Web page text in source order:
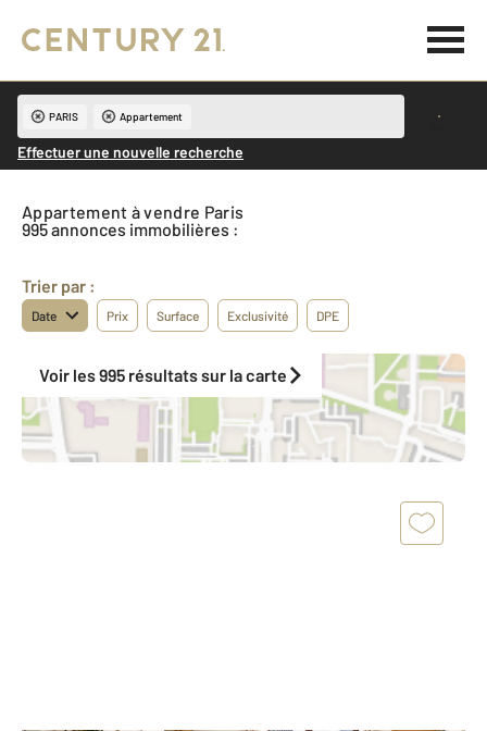
PARIS Appartement
Effectuer une nouvelle recherche
Appartement à vendre Paris
995 annonces immobilières :
Trier par :
Date Prix Surface Exclusivité DPE
Voir les 995 résultats sur la carte